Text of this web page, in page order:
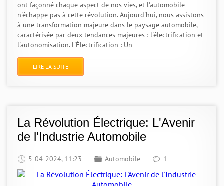
ont façonné chaque aspect de nos vies, et l'automobile
n'échappe pas à cette révolution. Aujourd'hui, nous assistons
à une transformation majeure dans le paysage automobile,
caractérisée par deux tendances majeures : l'électrification et
l'autonomisation. L'Électrification : Un
LIRE LA SUITE
La Révolution Électrique: L'Avenir
de l'Industrie Automobile
5-04-2024, 11:23 Automobile 1